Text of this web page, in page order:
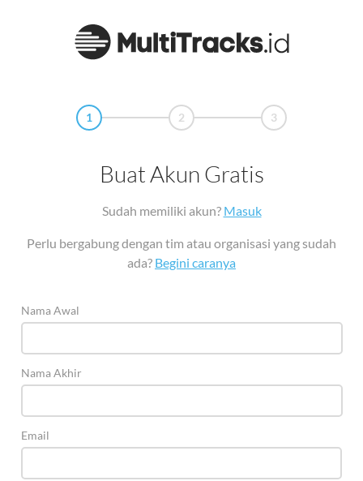
1 2 3
Buat Akun Gratis
Sudah memiliki akun? Masuk
Perlu bergabung dengan tim atau organisasi yang sudah
ada? Begini caranya
Nama Awal
Nama Akhir
Email